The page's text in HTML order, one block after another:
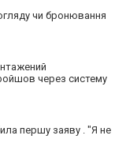
чи бронювання
через систему
першу заяву . "Я не